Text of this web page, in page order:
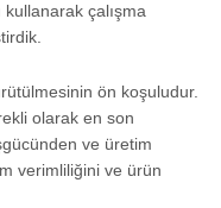
kullanarak çalışma
ön koşuludur.
olarak en son
ve üretim
verimliliğini ve ürün